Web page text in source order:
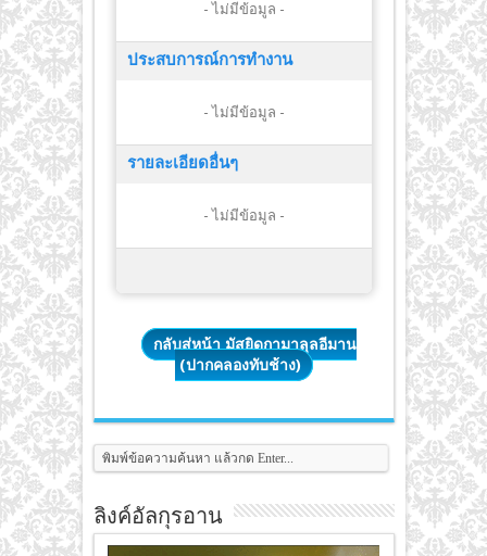
- ไม่มีข้อมูล -
ประสบการณ์การทำงาน
- ไม่มีข้อมูล -
รายละเอียดอื่นๆ
- ไม่มีข้อมูล -
กลับสู่หน้า มัสยิดกามาลุลอีมาน
(ปากคลองทับช้าง)
ลิงค์อัลกุรอาน